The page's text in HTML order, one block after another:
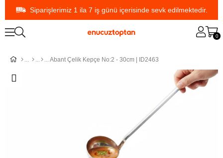
Siparişlerimiz 1 ila 7 iş günü içerisinde sevk edilmektedir.
0
Abant Çelik Kepçe No:2 - 30cm | ID2463